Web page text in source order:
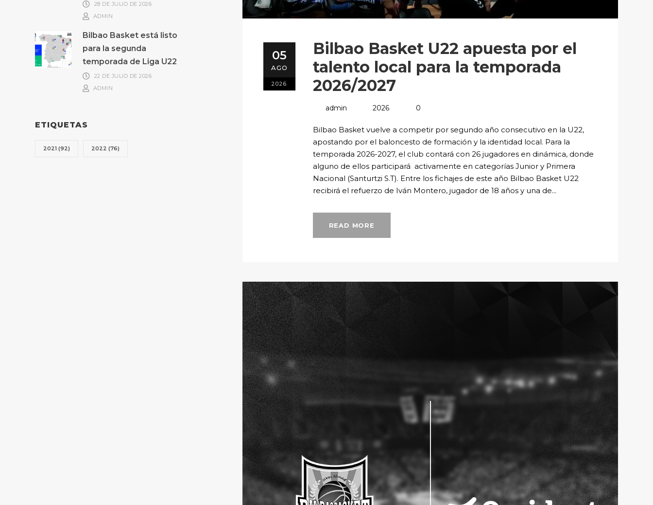
05
AGO
2026
Bilbao Basket U22 apuesta por el
talento local para la temporada
2026/2027
admin 2026 0
Bilbao Basket vuelve a competir por segundo año consecutivo en la U22,
apostando por el baloncesto de formación y la identidad local. Para la
temporada 2026-2027, el club contará con 26 jugadores en dinámica, donde
alguno de ellos participará activamente en categorías Junior y Primera
Nacional (Santurtzi S.T). Entre los fichajes de este año Bilbao Basket U22
recibirá el refuerzo de Iván Montero, jugador de 18 años y una de...
READ MORE
28 DE JULIO DE 2026
ADMIN
Bilbao Basket está listo
para la segunda
temporada de Liga U22
22 DE JULIO DE 2026
ADMIN
ETIQUETAS
2021 (92) 2022 (76)